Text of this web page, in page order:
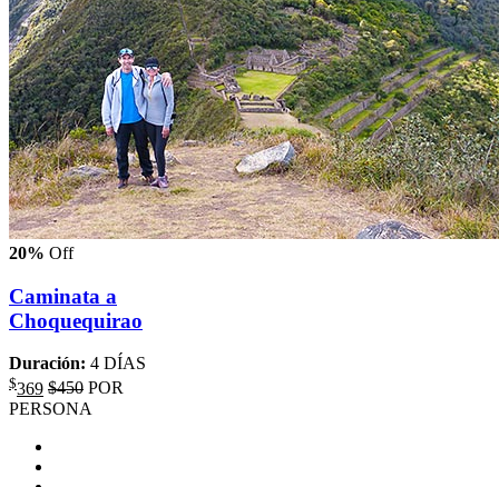
20% Off
Caminata a
Choquequirao
Duración: 4 DÍAS
$369 $450 POR
PERSONA